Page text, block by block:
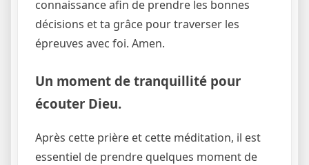
connaissance afin de prendre les bonnes
décisions et ta grâce pour traverser les
épreuves avec foi. Amen.
Un moment de tranquillité pour
écouter Dieu.
Après cette prière et cette méditation, il est
essentiel de prendre quelques moment de